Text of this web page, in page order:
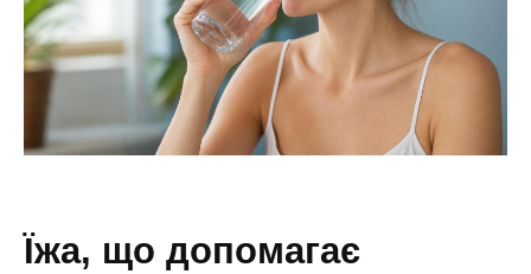
їжа, що допомагає